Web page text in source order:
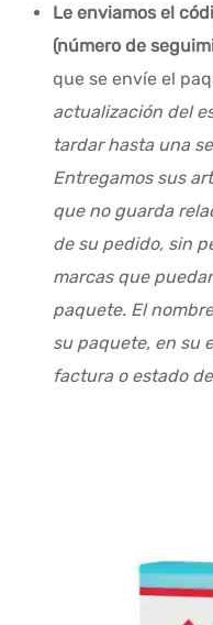
Le enviamos el
(número de
que se envíe el
actualización del
tardar hasta una
Entregamos sus
que no guarda
de su pedido, sin
marcas que
paquete. El
su paquete, en su
factura o estado